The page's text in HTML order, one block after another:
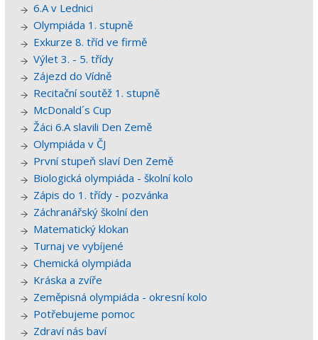
6.A v Lednici
Olympiáda 1. stupně
Exkurze 8. tříd ve firmě
Výlet 3. - 5. třídy
Zájezd do Vídně
Recitační soutěž 1. stupně
McDonald´s Cup
Žáci 6.A slavili Den Země
Olympiáda v ČJ
První stupeň slaví Den Země
Biologická olympiáda - školní kolo
Zápis do 1. třídy - pozvánka
Záchranářský školní den
Matematický klokan
Turnaj ve vybíjené
Chemická olympiáda
Kráska a zvíře
Zeměpisná olympiáda - okresní kolo
Potřebujeme pomoc
Zdraví nás baví